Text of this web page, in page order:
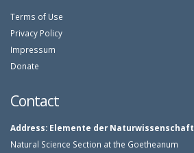
Terms of Use
Privacy Policy
Impressum
Donate
Contact
Address: Elemente der Naturwissenschaft
Natural Science Section at the Goetheanum